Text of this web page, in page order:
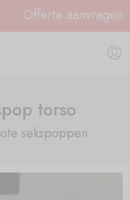
Offerte aanvragen
torso
sekspoppen